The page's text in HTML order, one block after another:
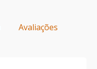
Avaliações